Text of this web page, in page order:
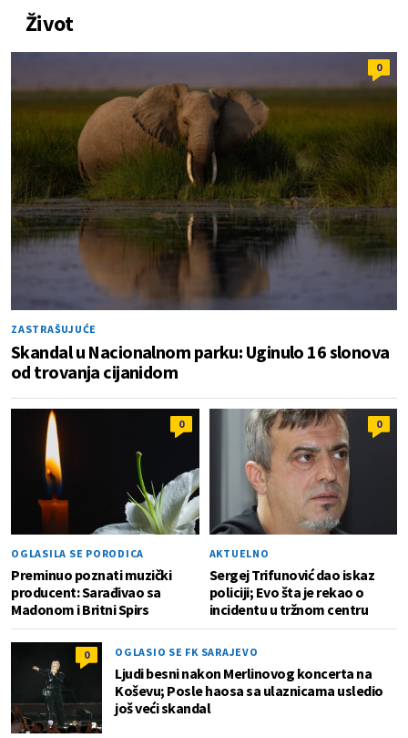
Život
0
ZASTRAŠUJUĆE
Skandal u Nacionalnom parku: Uginulo 16 slonova
od trovanja cijanidom
0
OGLASILA SE PORODICA
Preminuo poznati muzički
producent: Sarađivao sa
Madonom i Britni Spirs
0
AKTUELNO
Sergej Trifunović dao iskaz
policiji; Evo šta je rekao o
incidentu u tržnom centru
0 OGLASIO SE FK SARAJEVO
Ljudi besni nakon Merlinovog koncerta na
Koševu; Posle haosa sa ulaznicama usledio
još veći skandal